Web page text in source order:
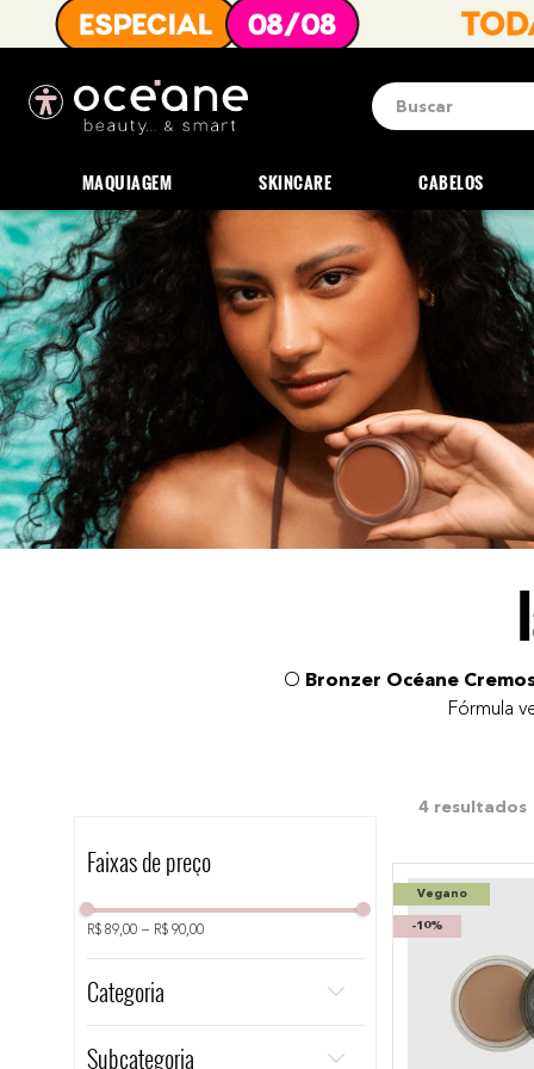
Buscar
MAQUIAGEM SKINCARE CABELOS
O Bronzer Océane
Fórmula
Categoria
Subcategoria
Faixas de preço
R$ 89,00 – R$ 90,00
4
Vegano
-10%
Termos mais
3
base
mini
6º
iluminador
7º
necessaire
8º
pó
9º
paleta
10º bronzer